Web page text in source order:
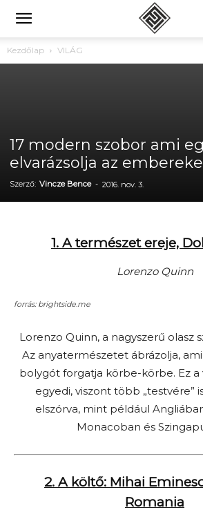
Kezdőlap VILÁG
17 modern szobor ami
elvarázsolja az
Szerző: Vincze Bence - 2016. nov. 3.
1. A természet ereje,
Lorenzo Quinn
forrás: brightside.me
Lorenzo Quinn, a nagyszerű olasz
Az anyatermészetet ábrázolja,
bolygót forgatja körbe-körbe. Ez
egyedi, viszont több „testvére”
elszórva, mint például
Monacoban és
2. A költő: Mihai
Romania